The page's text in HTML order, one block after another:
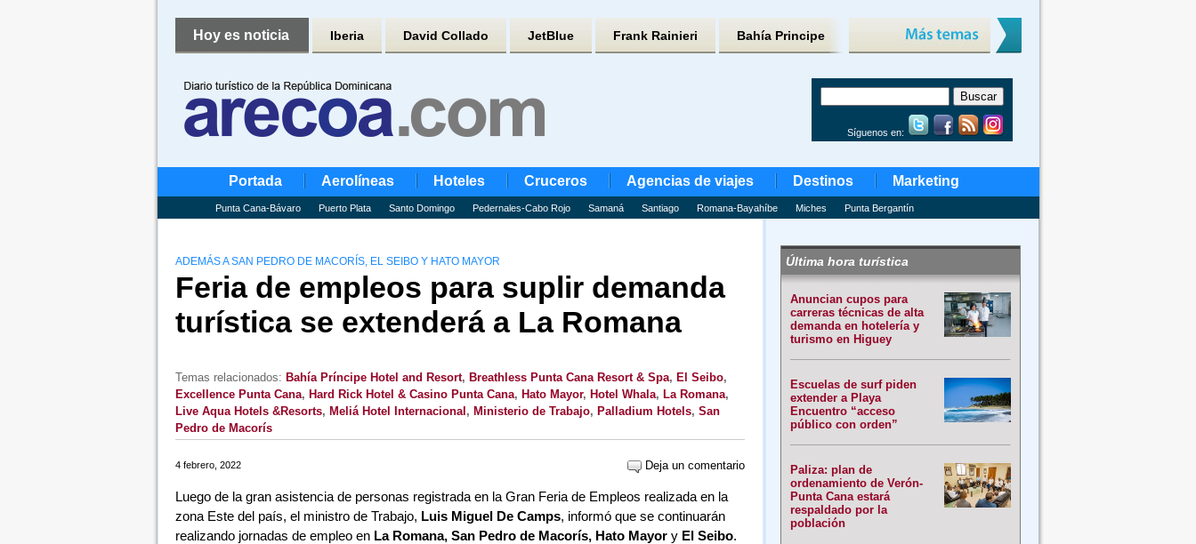
Hoy es noticia Iberia David Collado JetBlue Frank Rainieri Bahía Principe
Síguenos en:
Portada Aerolíneas Hoteles Cruceros Agencias de viajes Destinos Marketing
Punta Cana-Bávaro Puerto Plata Santo Domingo Pedernales-Cabo Rojo Samaná Santiago Romana-Bayahíbe Miches Punta Bergantín
ADEMÁS A SAN PEDRO DE MACORÍS, EL SEIBO Y HATO MAYOR
Feria de empleos para suplir demanda
turística se extenderá a La Romana
Temas relacionados: Bahía Príncipe Hotel and Resort, Breathless Punta Cana Resort & Spa, El Seibo,
Excellence Punta Cana, Hard Rick Hotel & Casino Punta Cana, Hato Mayor, Hotel Whala, La Romana,
Live Aqua Hotels &Resorts, Meliá Hotel Internacional , Ministerio de Trabajo, Palladium Hotels, San
Pedro de Macorís
4 febrero, 2022 Deja un comentario
Luego de la gran asistencia de personas registrada en la Gran Feria de Empleos realizada en la
zona Este del país, el ministro de Trabajo, Luis Miguel De Camps, informó que se continuarán
realizando jornadas de empleo en La Romana, San Pedro de Macorís, Hato Mayory El Seibo.
Última hora turística
Anuncian cupos para
carreras técnicas de alta
demanda en hotelería y
turismo en Higuey
Escuelas de surf piden
extender a Playa
Encuentro “acceso
público con orden”
Paliza: plan de
ordenamiento de Verón-
Punta Cana estará
respaldado por la
población